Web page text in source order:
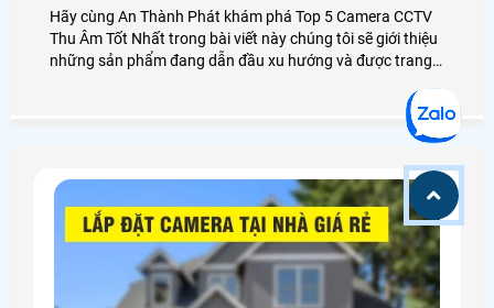
Hãy cùng An Thành Phát khám phá Top 5 Camera CCTV
Thu Âm Tốt Nhất trong bài viết này chúng tôi sẽ giới thiệu
những sản phẩm đang dẫn đầu xu hướng và được trang
bạn sẽ tìm được một giải pháp CCTV hoàn hảo cho nhu